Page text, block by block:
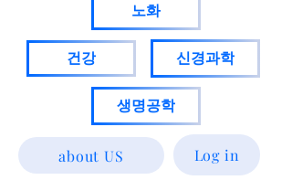
노화
건강 신경과학
생명공학
about US Log in